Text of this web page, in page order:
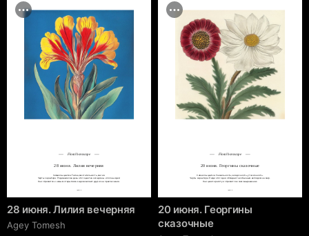
Floral horoscope
28 июня. Лилия вечерняя
Символы цветка: Тайна, мечтательность, магия.
Черты характера: Родившиеся в день этого цветка загадочны и полны идей.
Они стремятся к новым открытиям и вдохновляют других на приключения.
28 июня. Лилия вечерняя
Agey Tomesh
Floral horoscope
20 июня. Георгины сказочные
Символы цветка: Уникальность, загадочность, утончённость.
Черты характера: Люди этого дня обладают необычным взглядом на мир.
Они ценят красоту и стремятся к самовыражению.
20 июня. Георгины
сказочные